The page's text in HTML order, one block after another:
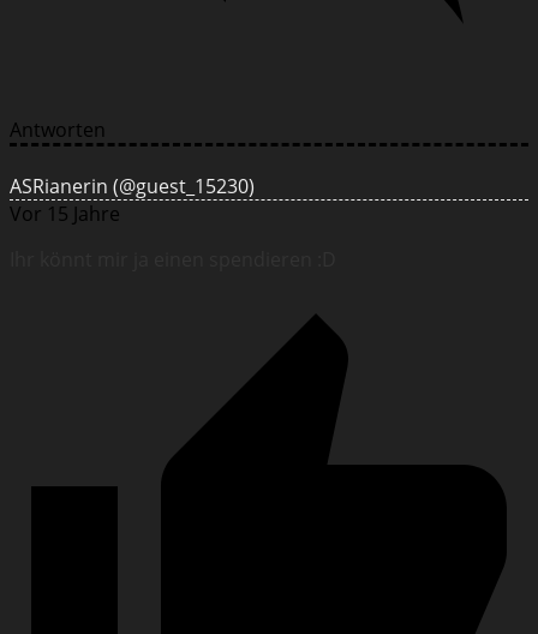
Antworten
ASRianerin (@guest_15230)
Vor 15 Jahre